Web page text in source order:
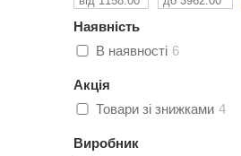
Наявність
В наявності 6
Акція
Товари зі знижками 4
Виробник